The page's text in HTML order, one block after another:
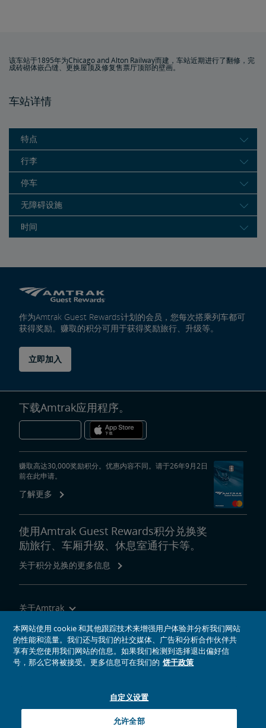
该车站于1895年为Chicago and Alton Railway而建，车站近期进行了翻修，完
成砖砌体嵌凸缝、更换屋顶及修复售票厅顶部的壁画。
车站详情
特点
行李
停车
无障碍设施
时间
作为Amtrak Guest Rewards计划的会员，您每次搭乘列车都可
获得奖励。赚取的积分可用于获得奖励旅行、升级等。
立即加入
下载Amtrak应用程序。
赚取高达30,000奖励积分。优惠内容不同。请于26年9月2日
前在此申请。
了解更多
使用Amtrak Guest Rewards积分兑换奖
励旅行、车厢升级、休息室通行卡等。
关于积分兑换的更多信息
关于Amtrak
乘坐Amtrak列车旅行
网站工具
Amtrak的Facebook主页将在新窗口中打开
Amtrak的Twitter主页将在新窗口中打开
Amtrak的Instagram主页将在新窗口中打开
Amtrak的Linkedin主页将在新窗口中打开
Amtrak的YouTube主页将在新窗口中打开
Pinterest将在新窗口中打开
本网站使用 cookie 和其他跟踪技术来增强用户体验并分析我们网站
的性能和流量。我们还与我们的社交媒体、广告和分析合作伙伴共
享有关您使用我们网站的信息。如果我们检测到选择退出偏好信
号，那么它将被接受。更多信息可在我们的 饼干政策
自定义设置
允许全部